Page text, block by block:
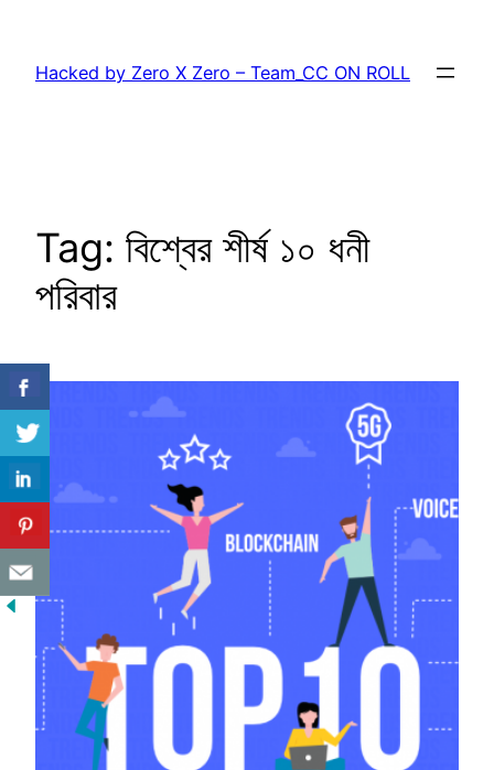
content
Hacked by Zero X Zero – Team_CC ON ROLL
Tag: বিশ্বের শীর্ষ ১০ ধনী
পরিবার